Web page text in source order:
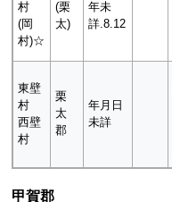
村
(岡
村)☆
(栗
太)
年未
詳.8.12
東壁
村
西壁
村
栗
太
郡
年月日
未詳
甲賀郡